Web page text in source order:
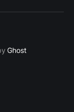
Ghost